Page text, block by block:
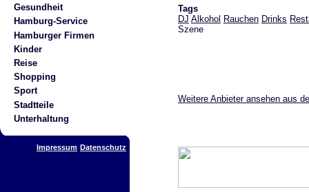
Gesundheit
Hamburg-Service
Hamburger Firmen
Kinder
Reise
Shopping
Sport
Stadtteile
Unterhaltung
Impressum Datenschutz
Tags
DJ Alkohol Rauchen Drinks
Szene
Weitere Anbieter ansehen aus